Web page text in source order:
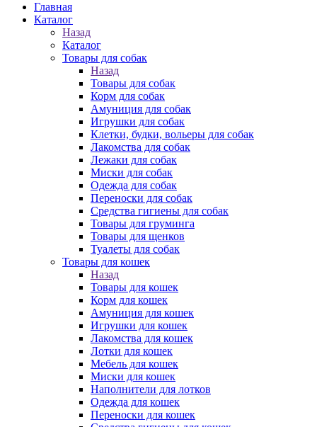
Главная
Каталог
Назад
Каталог
Товары для собак
Назад
Товары для собак
Корм для собак
Амуниция для собак
Игрушки для собак
Клетки, будки, вольеры для собак
Лакомства для собак
Лежаки для собак
Миски для собак
Одежда для собак
Переноски для собак
Средства гигиены для собак
Товары для груминга
Товары для щенков
Туалеты для собак
Товары для кошек
Назад
Товары для кошек
Корм для кошек
Амуниция для кошек
Игрушки для кошек
Лакомства для кошек
Лотки для кошек
Мебель для кошек
Миски для кошек
Наполнители для лотков
Одежда для кошек
Переноски для кошек